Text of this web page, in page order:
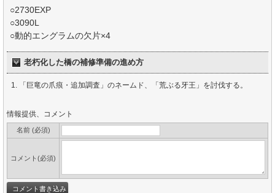
○2730EXP
○3090L
○動的エングラムの欠片×4
老朽化した橋の補修準備の進め方
「巨竜の爪痕・追加調査」のネームド、「荒ぶる牙王」を討伐する。
情報提供、コメント
名前 (必須)
コメント(必須)